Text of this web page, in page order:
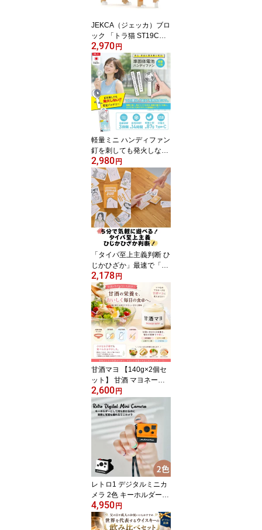
よる特許製法
JEKCA（ジェッカ）ブロ
ック 「トラ猫 ST19CM0
2」 ミニサイズ ブロック
の数740個 動物をリアル
に再現する精巧なブロッ
ク ネジで固定する特殊構
造で、半永久的に壊れな
い作品が作れます ※専用
ドライバー付き サイズH
179×D250×W56ミリ ネ
コ好き ブロック
2,970円
軽量ミニ ハンディファン
釘を刺しても発火しない
「準個体電池」使用 超軽
量 約87g 小型でパワフ
ル、小さいバッグにも入
ります 風量調節 3段階
最小風量使用時間 約14
時間 サイズW70×D38×H
150mm 充電用ケーブル
(USB A to C)が付属 エア
ージェイ
2,980円
「タイパ至上主義判断 ひ
じかひざか」最速で「ひ
じ」か「ひざ」か判断す
る”関節系”ハイスピード
カードゲーム「ビザ」
「ピザ」「パエリア」な
ども登場し大混乱！？ プ
レイ時間約5分 プレイ人
数2～6名 対象年齢：6歳
以上
2,178円
甘酒マヨ 【140g×2個セ
ット】 甘酒 マヨネーズ
風 調味料 卵不使用 大豆
不使用 アレルギー対応
ヴィーガン グルテンフリ
ー 無添加 腸活 発酵食品
ギフト
2,600円
レトロ1 デジタルミニカ
メラ 2色 キーホルダーサ
イズに驚かされるデジタ
ルカメラ インスタントカ
メラのフォルムがカワイ
4,950円